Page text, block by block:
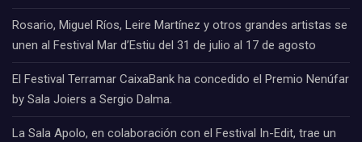
Rosario, Miguel Ríos, Leire Martínez y otros grandes artistas se
unen al Festival Mar d’Estiu del 31 de julio al 17 de agosto
El Festival Terramar CaixaBank ha concedido el Premio Nenúfar
by Sala Joiers a Sergio Dalma.
La Sala Apolo, en colaboración con el Festival In-Edit, trae un